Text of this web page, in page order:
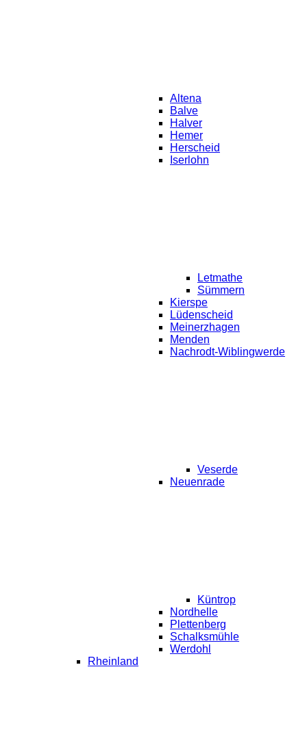
Altena
Balve
Halver
Hemer
Herscheid
Iserlohn
Letmathe
Sümmern
Kierspe
Lüdenscheid
Meinerzhagen
Menden
Nachrodt-Wiblingwerde
Veserde
Neuenrade
Küntrop
Nordhelle
Plettenberg
Schalksmühle
Werdohl
Rheinland